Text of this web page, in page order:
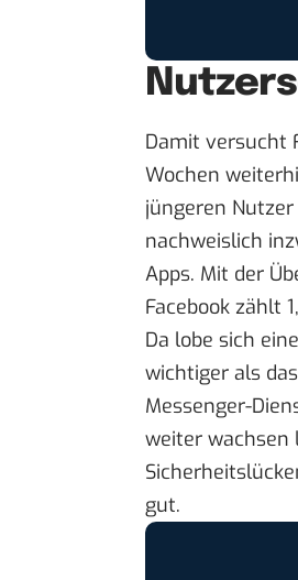
Damit versucht
Wochen
jüngeren
nachweislich
Apps. Mit der
Facebook zählt
Da lobe sich
wichtiger als
Messenger-
weiter wachsen
gut.